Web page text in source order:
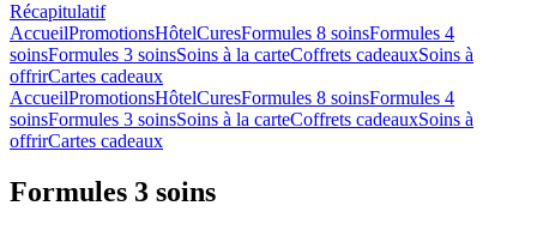
Récapitulatif
AccueilPromotionsHôtelCuresFormules 8 soinsFormules 4
soinsFormules 3 soinsSoins à la carteCoffrets cadeauxSoins à
offrirCartes cadeaux
AccueilPromotionsHôtelCuresFormules 8 soinsFormules 4
soinsFormules 3 soinsSoins à la carteCoffrets cadeauxSoins à
offrirCartes cadeaux
Formules 3 soins